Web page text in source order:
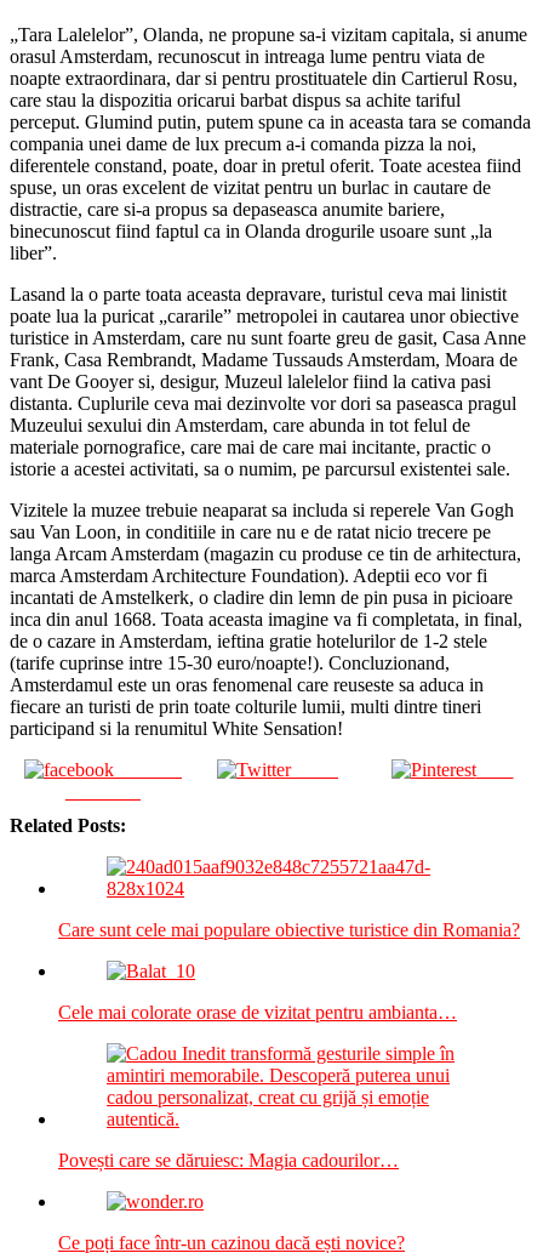
„Tara Lalelelor”, Olanda, ne propune sa-i vizitam capitala, si anume
orasul Amsterdam, recunoscut in intreaga lume pentru viata de
noapte extraordinara, dar si pentru prostituatele din Cartierul Rosu,
care stau la dispozitia oricarui barbat dispus sa achite tariful
perceput. Glumind putin, putem spune ca in aceasta tara se comanda
compania unei dame de lux precum a-i comanda pizza la noi,
diferentele constand, poate, doar in pretul oferit. Toate acestea fiind
spuse, un oras excelent de vizitat pentru un burlac in cautare de
distractie, care si-a propus sa depaseasca anumite bariere,
binecunoscut fiind faptul ca in Olanda drogurile usoare sunt „la
liber”.
Lasand la o parte toata aceasta depravare, turistul ceva mai linistit
poate lua la puricat „cararile” metropolei in cautarea unor obiective
turistice in Amsterdam, care nu sunt foarte greu de gasit, Casa Anne
Frank, Casa Rembrandt, Madame Tussauds Amsterdam, Moara de
vant De Gooyer si, desigur, Muzeul lalelelor fiind la cativa pasi
distanta. Cuplurile ceva mai dezinvolte vor dori sa paseasca pragul
Muzeului sexului din Amsterdam, care abunda in tot felul de
materiale pornografice, care mai de care mai incitante, practic o
istorie a acestei activitati, sa o numim, pe parcursul existentei sale.
Vizitele la muzee trebuie neaparat sa includa si reperele Van Gogh
sau Van Loon, in conditiile in care nu e de ratat nicio trecere pe
langa Arcam Amsterdam (magazin cu produse ce tin de arhitectura,
marca Amsterdam Architecture Foundation). Adeptii eco vor fi
incantati de Amstelkerk, o cladire din lemn de pin pusa in picioare
inca din anul 1668. Toata aceasta imagine va fi completata, in final,
de o cazare in Amsterdam, ieftina gratie hotelurilor de 1-2 stele
(tarife cuprinse intre 15-30 euro/noapte!). Concluzionand,
Amsterdamul este un oras fenomenal care reuseste sa aduca in
fiecare an turisti de prin toate colturile lumii, multi dintre tineri
participand si la renumitul White Sensation!
Tweet Save
Related Posts:
Care sunt cele mai populare obiective turistice din Romania?
Cele mai colorate orase de vizitat pentru ambianta…
Povești care se dăruiesc: Magia cadourilor…
Ce poți face într-un cazinou dacă ești novice?